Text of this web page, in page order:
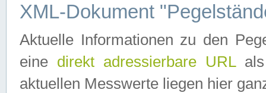
XML-Dokument
Aktuelle Informationen zu den
eine direkt adressierbare URLals
aktuellen Messwerte liegen hier